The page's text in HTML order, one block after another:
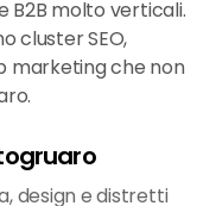
B2B molto verticali.
cluster SEO,
marketing che non
design e distretti